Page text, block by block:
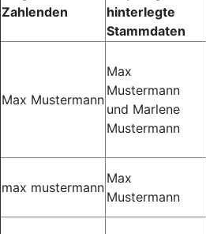
Zahlenden
hinterlegte
Stammdaten
Max Mustermann
Max
Mustermann
und Marlene
Mustermann
max mustermann
Max
Mustermann